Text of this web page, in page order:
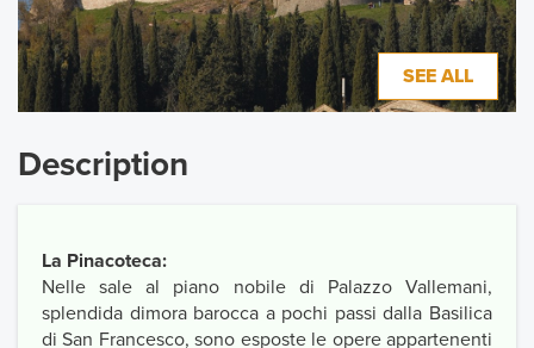
SEE ALL
Description
La Pinacoteca:
Nelle sale al piano nobile di Palazzo Vallemani,
splendida dimora barocca a pochi passi dalla Basilica
di San Francesco, sono esposte le opere appartenenti